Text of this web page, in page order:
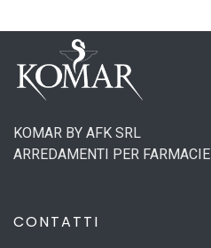
KOMAR BY AFK SRL
ARREDAMENTI PER FARMACIE
CONTATTI